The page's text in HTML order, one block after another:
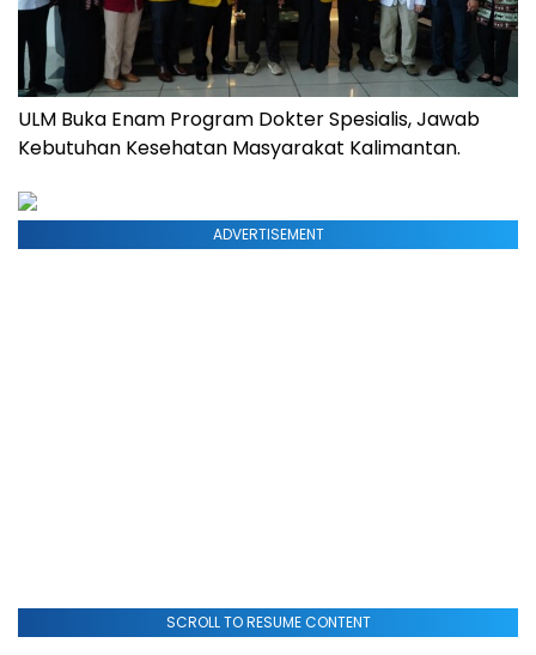
ULM Buka Enam Program Dokter Spesialis, Jawab
Kebutuhan Kesehatan Masyarakat Kalimantan.
ADVERTISEMENT
SCROLL TO RESUME CONTENT